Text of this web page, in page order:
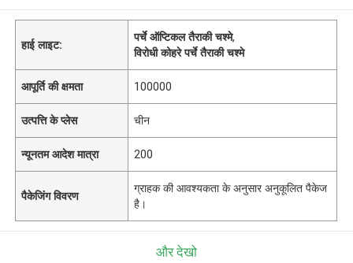
हाई लाइट:
पर्चे ऑप्टिकल तैराकी चश्मे,
विरोधी कोहरे पर्चे तैराकी चश्मे
आपूर्ति की क्षमता 100000
उत्पत्ति के प्लेस चीन
न्यूनतम आदेश मात्रा 200
पैकेजिंग विवरण
ग्राहक की आवश्यकता के अनुसार अनुकूलित पैकेज
है।
और देखो